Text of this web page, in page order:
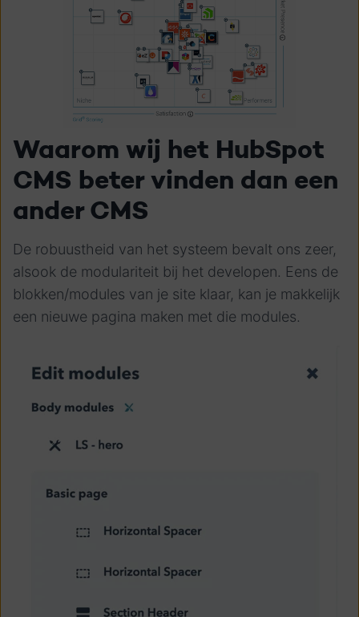
Waarom wij het HubSpot
CMS beter vinden dan een
ander CMS
De robuustheid van het systeem bevalt ons zeer,
alsook de modulariteit bij het developen. Eens de
blokken/modules van je site klaar, kan je makkelijk
een nieuwe pagina maken met die modules.